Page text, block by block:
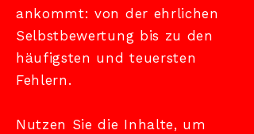
ankommt: von der ehrlichen
Selbstbewertung bis zu den
häufigsten und teuersten
Fehlern.
Nutzen Sie die Inhalte, um